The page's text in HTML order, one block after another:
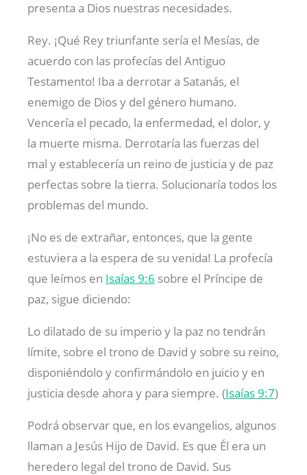
presenta a Dios nuestras necesidades.
Rey. ¡Qué Rey triunfante sería el Mesías, de
acuerdo con las profecías del Antiguo
Testamento! Iba a derrotar a Satanás, el
enemigo de Dios y del género humano.
Vencería el pecado, la enfermedad, el dolor, y
la muerte misma. Derrotaría las fuerzas del
mal y establecería un reino de justicia y de paz
perfectas sobre la tierra. Solucionaría todos los
problemas del mundo.
¡No es de extrañar, entonces, que la gente
estuviera a la espera de su venida! La profecía
que leímos en Isaías 9:6 sobre el Príncipe de
paz, sigue diciendo:
Lo dilatado de su imperio y la paz no tendrán
límite, sobre el trono de David y sobre su reino,
disponiéndolo y confirmándolo en juicio y en
justicia desde ahora y para siempre. (Isaías 9:7)
Podrá observar que, en los evangelios, algunos
llaman a Jesús Hijo de David. Es que Él era un
heredero legal del trono de David. Sus